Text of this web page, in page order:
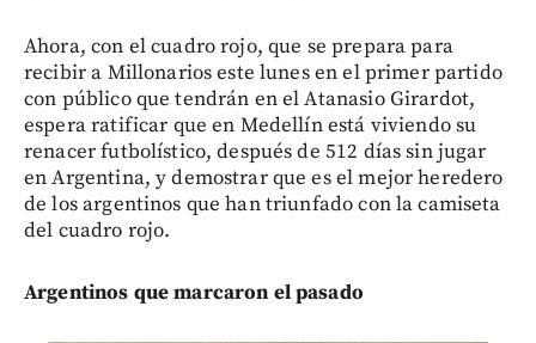
Ahora, con el cuadro rojo, que se prepara para
recibir a Millonarios este lunes en el primer partido
con público que tendrán en el Atanasio Girardot,
espera ratificar que en Medellín está viviendo su
renacer futbolístico, después de 512 días sin jugar
en Argentina, y demostrar que es el mejor heredero
de los argentinos que han triunfado con la camiseta
del cuadro rojo.
Argentinos que marcaron el pasado